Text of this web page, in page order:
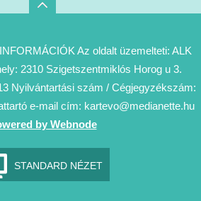
Az oldalt üzemelteti: ALK
2310 Szigetszentmiklós Horog u 3.
Nyilvántartási szám / Cégjegyzékszám:
e-mail cím: kartevo@medianette.hu
by Webnode
STANDARD NÉZET